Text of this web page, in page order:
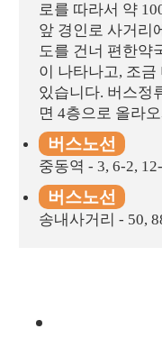
로를 따라서 약
앞 경인로 사거리
도를 건너 편한약
이 나타나고, 조
있습니다. 버스정
면 4층으로 올라
버스노선
중동역 - 3, 6-2,
버스노선
송내사거리 - 50,